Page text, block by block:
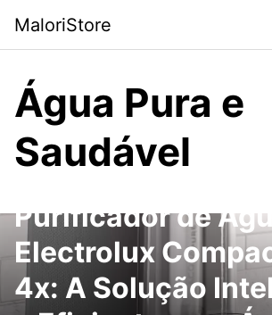
para
o
conteúdo
MaloriStore
Água Pura e
Saudável
Purificador de
Electrolux
4x: A Solução